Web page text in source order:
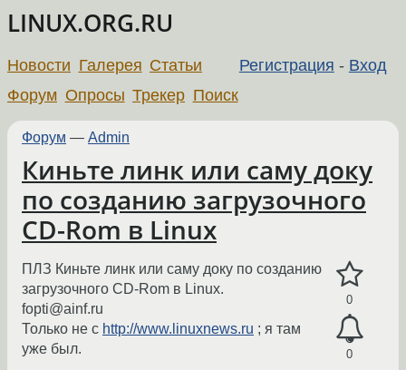
LINUX.ORG.RU
Регистрация - Вход
Новости Галерея Статьи
Форум Опросы Трекер Поиск
Форум — Admin
Киньте линк или саму доку
по созданию загрузочного
CD-Rom в Linux
0
0
ПЛЗ Киньте линк или саму доку по созданию
загрузочного CD-Rom в Linux.
fopti@ainf.ru
Только не c http://www.linuxnews.ru ; я там
уже был.